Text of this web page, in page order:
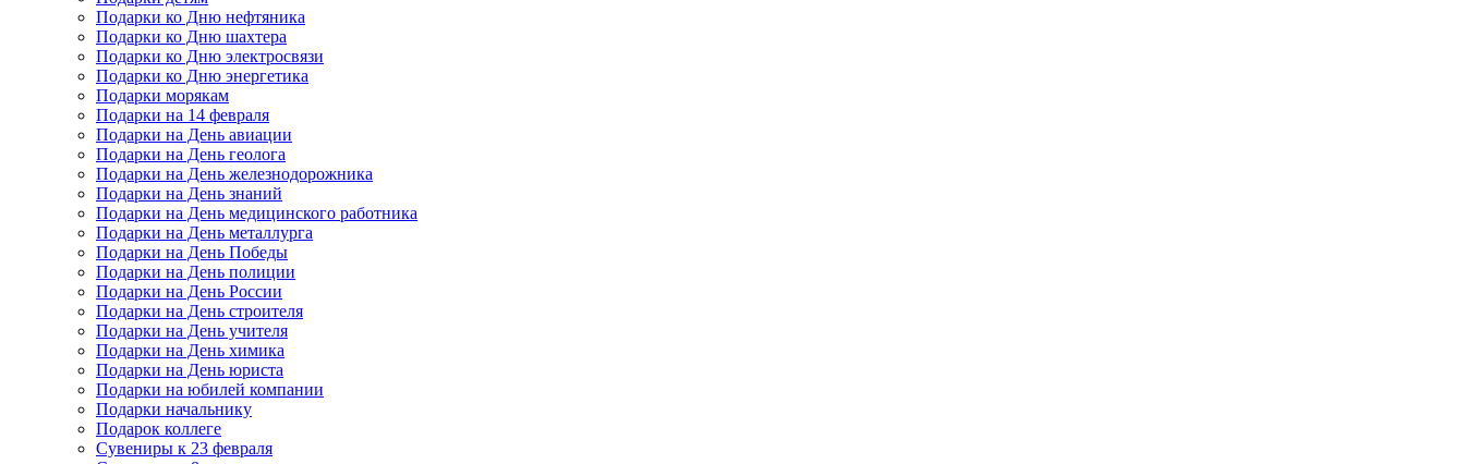
Подарки ко Дню нефтяника
Подарки ко Дню шахтера
Подарки ко Дню электросвязи
Подарки ко Дню энергетика
Подарки морякам
Подарки на 14 февраля
Подарки на День авиации
Подарки на День геолога
Подарки на День железнодорожника
Подарки на День знаний
Подарки на День медицинского работника
Подарки на День металлурга
Подарки на День Победы
Подарки на День полиции
Подарки на День России
Подарки на День строителя
Подарки на День учителя
Подарки на День химика
Подарки на День юриста
Подарки на юбилей компании
Подарки начальнику
Подарок коллеге
Сувениры к 23 февраля